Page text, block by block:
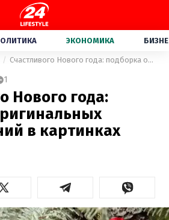
ЭКОНОМИКА
Счастливого Нового года: подборка оригинальных поздравлений в картинках
1
Нового года:
в картинках